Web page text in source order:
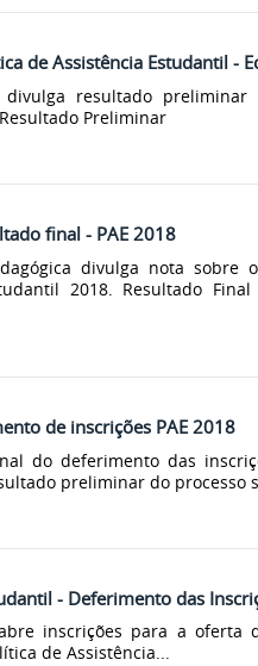
de Assistência Estudantil -
divulga resultado preliminar
Preliminar
final - PAE 2018
divulga nota sobre
2018. Resultado
de inscrições PAE 2018
do deferimento das
preliminar do processo
- Deferimento das
inscrições para a oferta
de Assistência...